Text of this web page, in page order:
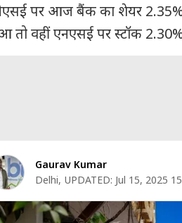
पर आज बैंक का शेयर
तो वहीं एनएसई पर स्टॉक
Gaurav Kumar
Delhi, UPDATED: Jul 15, 2025